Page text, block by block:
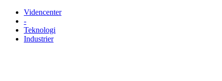
Videncenter
-
Teknologi
Industrier